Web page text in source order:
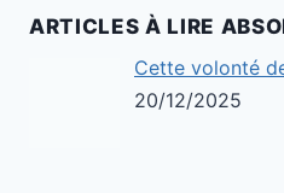
ARTICLES À LIRE
Cette volonté
20/12/2025